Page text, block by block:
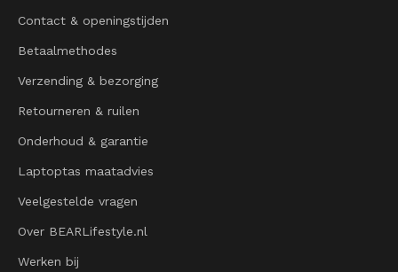
Contact & openingstijden
Betaalmethodes
Verzending & bezorging
Retourneren & ruilen
Onderhoud & garantie
Laptoptas maatadvies
Veelgestelde vragen
Over BEARLifestyle.nl
Werken bij